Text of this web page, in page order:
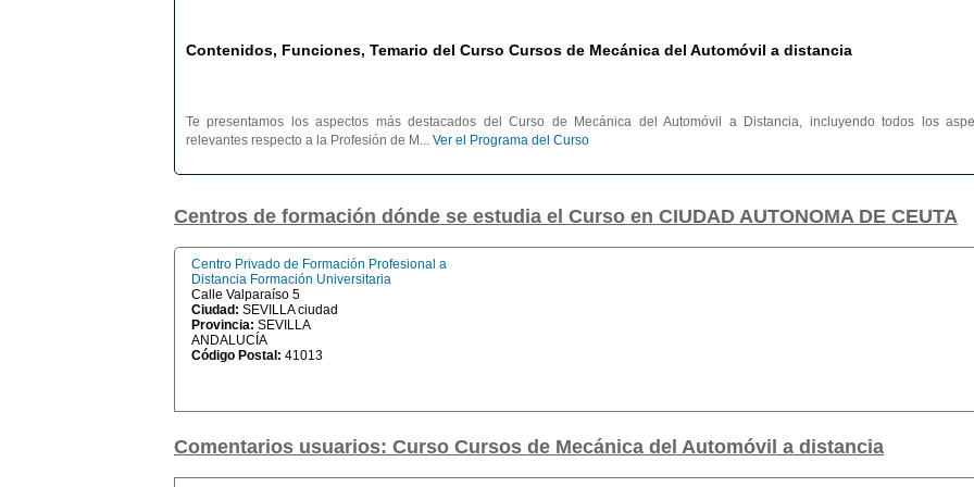
Contenidos, Funciones, Temario del Curso Cursos de Mecánica del Automóvil a distancia
Te presentamos los aspectos más destacados del Curso de Mecánica del Automóvil a Distancia, incluyendo todos los
relevantes respecto a la Profesión de M... Ver el Programa del Curso
Centros de formación dónde se estudia el Curso en CIUDAD AUTONOMA DE CEUTA
Centro Privado de Formación Profesional a
Distancia Formación Universitaria
Calle Valparaíso 5
Ciudad: SEVILLA ciudad
Provincia: SEVILLA
ANDALUCÍA
Código Postal: 41013
Comentarios usuarios: Curso Cursos de Mecánica del Automóvil a distancia